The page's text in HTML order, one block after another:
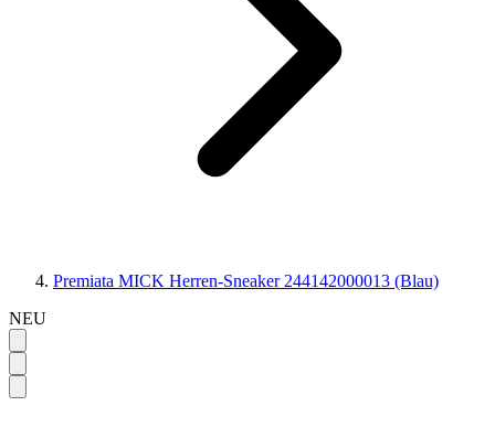
Premiata MICK Herren-Sneaker 244142000013 (Blau)
NEU